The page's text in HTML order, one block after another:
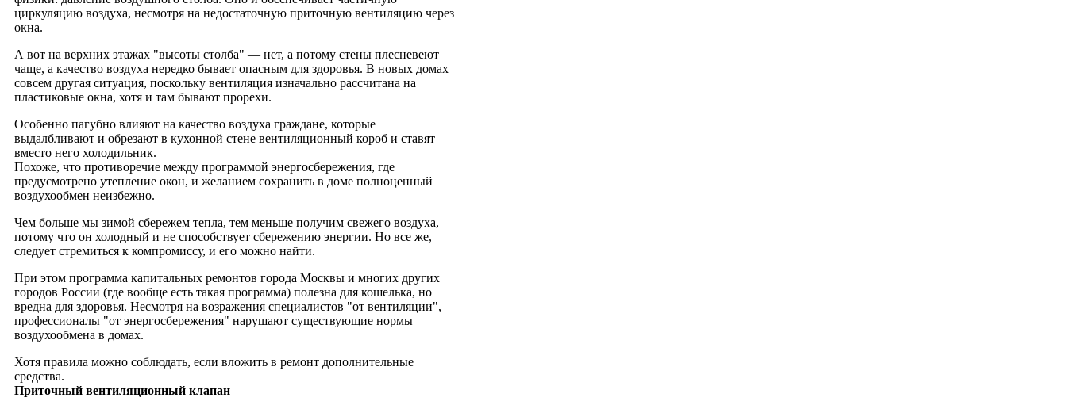
циркуляцию воздуха, несмотря на недостаточную приточную вентиляцию через
окна.
А вот на верхних этажах "высоты столба" — нет, а потому стены плесневеют
чаще, а качество воздуха нередко бывает опасным для здоровья. В новых домах
совсем другая ситуация, поскольку вентиляция изначально рассчитана на
пластиковые окна, хотя и там бывают прорехи.
Особенно пагубно влияют на качество воздуха граждане, которые
выдалбливают и обрезают в кухонной стене вентиляционный короб и ставят
вместо него холодильник.
Похоже, что противоречие между программой энергосбережения, где
предусмотрено утепление окон, и желанием сохранить в доме полноценный
воздухообмен неизбежно.
Чем больше мы зимой сбережем тепла, тем меньше получим свежего воздуха,
потому что он холодный и не способствует сбережению энергии. Но все же,
следует стремиться к компромиссу, и его можно найти.
При этом программа капитальных ремонтов города Москвы и многих других
городов России (где вообще есть такая программа) полезна для кошелька, но
вредна для здоровья. Несмотря на возражения специалистов "от вентиляции",
профессионалы "от энергосбережения" нарушают существующие нормы
воздухообмена в домах.
Хотя правила можно соблюдать, если вложить в ремонт дополнительные
средства.
Приточный вентиляционный клапан